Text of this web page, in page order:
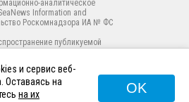
и сервис веб-
Оставаясь на
на их
OK
аналитическое
Information and
Роскомнадзора ИА № ФС
публикуемой
предварительного
прав.